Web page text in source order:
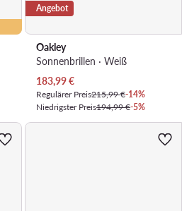
Angebot
Oakley
Sonnenbrillen · Weiß
Aktueller Preis
183,99€
Regulärer Preis215,99 €-14%
Niedrigster Preis194,99 €-5%